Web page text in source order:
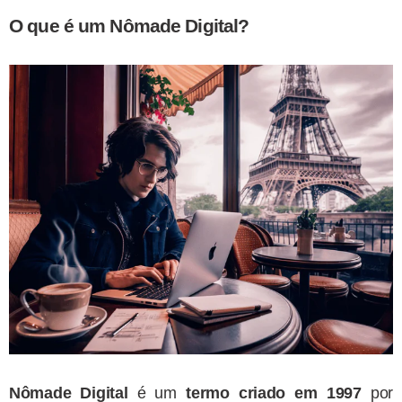
O que é um Nômade Digital?
Nômade Digital é umtermo criado em 1997por